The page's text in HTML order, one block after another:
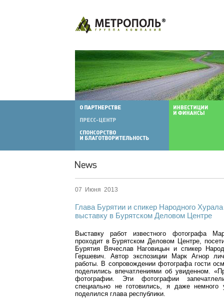
07 Июня 2013
Глава Бурятии и спикер Народного
выставку в Бурятском Деловом Центре
Выставку работ известного фотографа
проходит в Бурятском Деловом Центре,
Бурятия Вячеслав Наговицын и спикер
Гершевич. Автор экспозиции Марк Агнор
работы. В сопровождении фотографа гости
поделились впечатлениями об увиденном.
фотографии. Эти фотографии
специально не готовились, я даже
поделился глава республики.